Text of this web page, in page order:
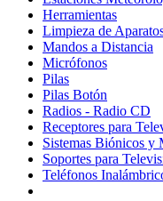
Herramientas
Limpieza de
Mandos a Distancia
Micrófonos
Pilas
Pilas Botón
Radios - Radio CD
Receptores para
Sistemas Biónicos y
Soportes para
Teléfonos